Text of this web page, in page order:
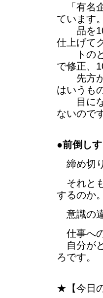
「有名
ています
品を10
仕上げて
トのと
で修正、
先方が
はいうも
目にな
ないので
●前倒し
締め切
それと
するのか。
意識の
仕事へ
自分が
ろです。
★【今日